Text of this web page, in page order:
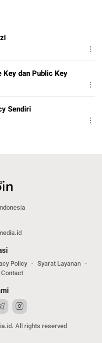
Key dan Public Key
Sendiri
Policy
Syarat Layanan
Contact
All rights reserved